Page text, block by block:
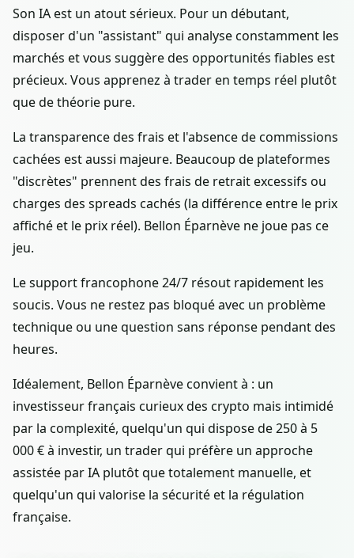
Son IA est un atout sérieux. Pour un débutant,
disposer d'un "assistant" qui analyse constamment les
marchés et vous suggère des opportunités fiables est
précieux. Vous apprenez à trader en temps réel plutôt
que de théorie pure.
La transparence des frais et l'absence de commissions
cachées est aussi majeure. Beaucoup de plateformes
"discrètes" prennent des frais de retrait excessifs ou
charges des spreads cachés (la différence entre le prix
affiché et le prix réel). Bellon Éparnève ne joue pas ce
jeu.
Le support francophone 24/7 résout rapidement les
soucis. Vous ne restez pas bloqué avec un problème
technique ou une question sans réponse pendant des
heures.
Idéalement, Bellon Éparnève convient à : un
investisseur français curieux des crypto mais intimidé
par la complexité, quelqu'un qui dispose de 250 à 5
000 € à investir, un trader qui préfère un approche
assistée par IA plutôt que totalement manuelle, et
quelqu'un qui valorise la sécurité et la régulation
française.